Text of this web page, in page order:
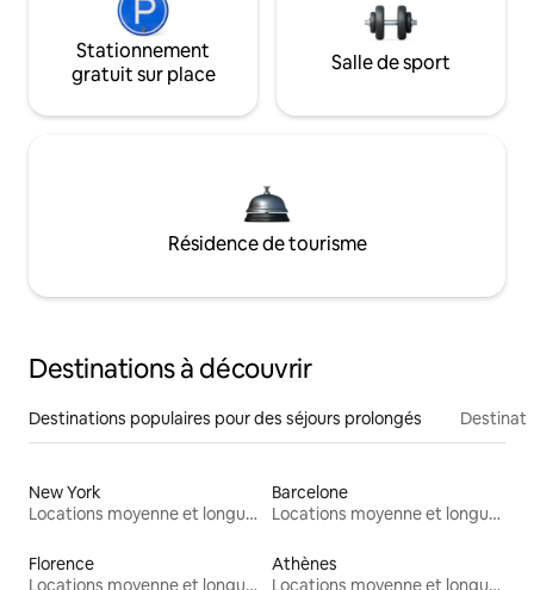
Stationnement
gratuit sur place
Salle de sport
Résidence de tourisme
Destinations à découvrir
Destinations populaires pour des séjours prolongés
New York
Locations moyenne et longue durée
Barcelone
Locations moyenne et longue durée
Florence
Locations moyenne et longue durée
Athènes
Locations moyenne et longue durée